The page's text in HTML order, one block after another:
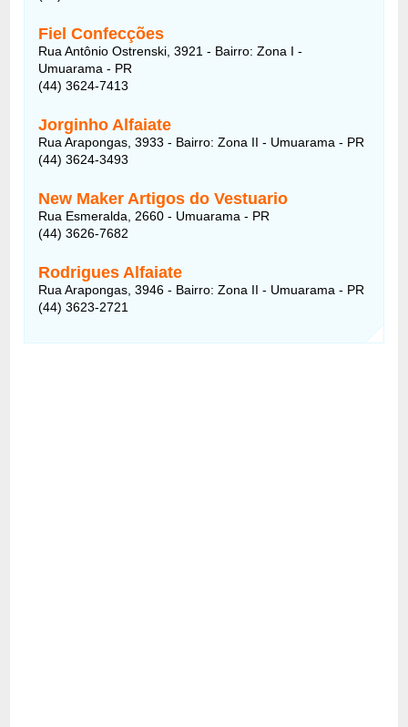
Fiel Confecções
Rua Antônio Ostrenski, 3921 - Bairro: Zona I -
Umuarama - PR
(44) 3624-7413
Jorginho Alfaiate
Rua Arapongas, 3933 - Bairro: Zona II - Umuarama - PR
(44) 3624-3493
New Maker Artigos do Vestuario
Rua Esmeralda, 2660 - Umuarama - PR
(44) 3626-7682
Rodrigues Alfaiate
Rua Arapongas, 3946 - Bairro: Zona II - Umuarama - PR
(44) 3623-2721